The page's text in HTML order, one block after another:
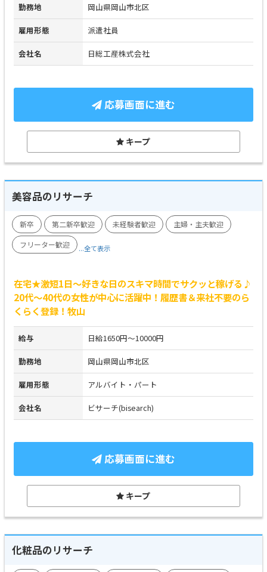
勤務地 岡山県岡山市北区
雇用形態 派遣社員
会社名 日総工産株式会社
応募画面に進む
キープ
美容品のリサーチ
新卒 第二新卒歓迎 未経験者歓迎
主婦・主夫歓迎
フリーター歓迎
...全て表示
在宅★激短1日～好きな日のスキマ時間でサクッと稼げる♪
20代～40代の女性が中心に活躍中！履歴書＆来社不要のら
くらく登録！牧山
給与 日給1650円～10000円
勤務地 岡山県岡山市北区
雇用形態 アルバイト・パート
会社名 ビサーチ(bisearch)
応募画面に進む
キープ
化粧品のリサーチ